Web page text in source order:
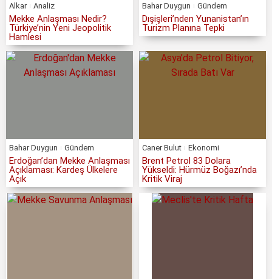
Alkar Analiz
Mekke Anlaşması Nedir?
Türkiye’nin Yeni Jeopolitik
Hamlesi
Bahar Duygun Gündem
Dışişleri’nden Yunanistan’ın
Turizm Planına Tepki
Bahar Duygun Gündem
Erdoğan’dan Mekke Anlaşması
Açıklaması: Kardeş Ülkelere
Açık
Caner Bulut Ekonomi
Brent Petrol 83 Dolara
Yükseldi: Hürmüz Boğazı’nda
Kritik Viraj